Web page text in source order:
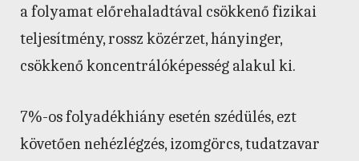
a folyamat előrehaladtával csökkenő fizikai
teljesítmény, rossz közérzet, hányinger,
csökkenő koncentrálóképesség alakul ki.
7%-os folyadékhiány esetén szédülés, ezt
követően nehézlégzés, izomgörcs, tudatzavar